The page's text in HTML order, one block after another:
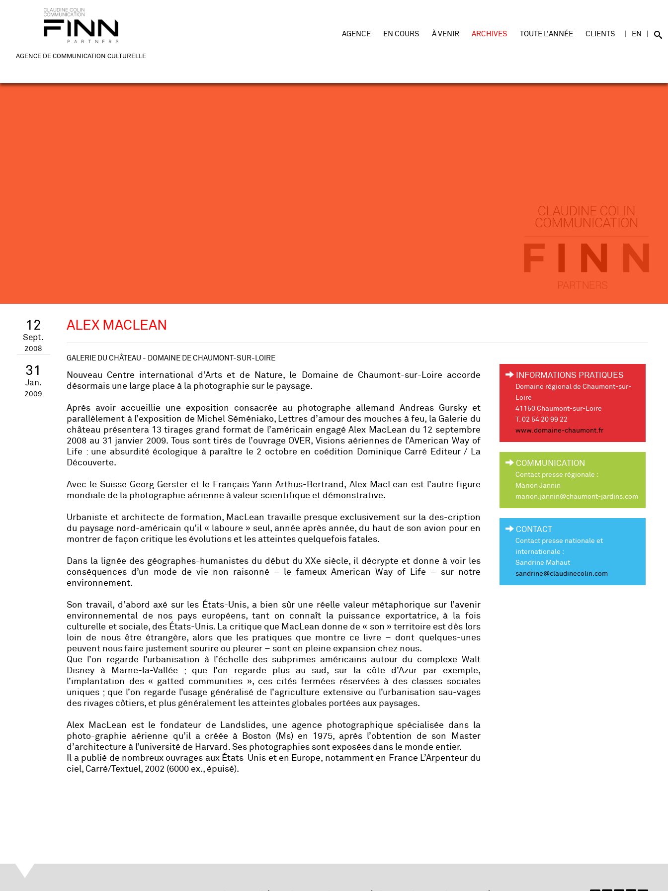
AGENCE DE COMMUNICATION CULTURELLE
AGENCE EN COURS À VENIR ARCHIVES TOUTE L'ANNÉE CLIENTS EN
12
Sept.
2008
31
Jan.
2009
ALEX MACLEAN
GALERIE DU CHÂTEAU - DOMAINE DE CHAUMONT-SUR-LOIRE
Nouveau Centre international d’Arts et de Nature, le Domaine de Chaumont-sur-Loire accorde
désormais une large place à la photographie sur le paysage.
Après avoir accueillie une exposition consacrée au photographe allemand Andreas Gursky et
parallèlement à l’exposition de Michel Séméniako, Lettres d’amour des mouches à feu, la Galerie du
château présentera 13 tirages grand format de l’américain engagé Alex MacLean du 12 septembre
2008 au 31 janvier 2009. Tous sont tirés de l’ouvrage OVER, Visions aériennes de l’American Way of
Life : une absurdité écologique à paraître le 2 octobre en coédition Dominique Carré Editeur / La
Découverte.
Avec le Suisse Georg Gerster et le Français Yann Arthus-Bertrand, Alex MacLean est l’autre figure
mondiale de la photographie aérienne à valeur scientifique et démonstrative.
Urbaniste et architecte de formation, MacLean travaille presque exclusivement sur la des-cription
du paysage nord-américain qu’il « laboure » seul, année après année, du haut de son avion pour en
montrer de façon critique les évolutions et les atteintes quelquefois fatales.
Dans la lignée des géographes-humanistes du début du XXe siècle, il décrypte et donne à voir les
conséquences d’un mode de vie non raisonné – le fameux American Way of Life – sur notre
environnement.
Son travail, d’abord axé sur les États-Unis, a bien sûr une réelle valeur métaphorique sur l’avenir
environnemental de nos pays européens, tant on connaît la puissance exportatrice, à la fois
culturelle et sociale, des États-Unis. La critique que MacLean donne de « son » territoire est dès lors
loin de nous être étrangère, alors que les pratiques que montre ce livre – dont quelques-unes
peuvent nous faire justement sourire ou pleurer – sont en pleine expansion chez nous.
Que l’on regarde l’urbanisation à l’échelle des subprimes américains autour du complexe Walt
Disney à Marne-la-Vallée ; que l’on regarde plus au sud, sur la côte d’Azur par exemple,
l’implantation des « gatted communities », ces cités fermées réservées à des classes sociales
uniques ; que l’on regarde l’usage généralisé de l’agriculture extensive ou l’urbanisation sau-vages
des rivages côtiers, et plus généralement les atteintes globales portées aux paysages.
Alex MacLean est le fondateur de Landslides, une agence photographique spécialisée dans la
photo-graphie aérienne qu’il a créée à Boston (Ms) en 1975, après l’obtention de son Master
d’architecture à l’université de Harvard. Ses photographies sont exposées dans le monde entier.
Il a publié de nombreux ouvrages aux États-Unis et en Europe, notamment en France L’Arpenteur du
ciel, Carré/Textuel, 2002 (6000 ex., épuisé).
INFORMATIONS PRATIQUES
Domaine régional de Chaumont-sur-
Loire
41150 Chaumont-sur-Loire
T. 02 54 20 99 22
www.domaine-chaumont.fr
COMMUNICATION
Contact presse régionale :
Marion Jannin
marion.jannin@chaumont-jardins.com
CONTACT
Contact presse nationale et
internationale :
Sandrine Mahaut
sandrine@claudinecolin.com